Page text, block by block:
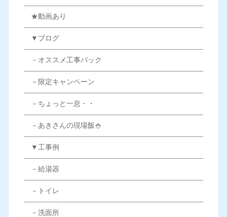
★動画あり
▼ブログ
－オススメ工事パック
－限定キャンペーン
－ちょっと一息・・
－あきさんの現場飯🍚
▼工事例
－給湯器
－トイレ
－洗面所